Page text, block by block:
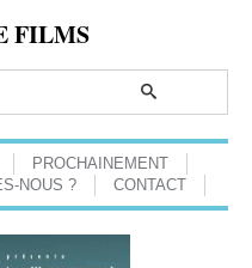
FILMS
PROCHAINEMENT
NOUS ? CONTACT